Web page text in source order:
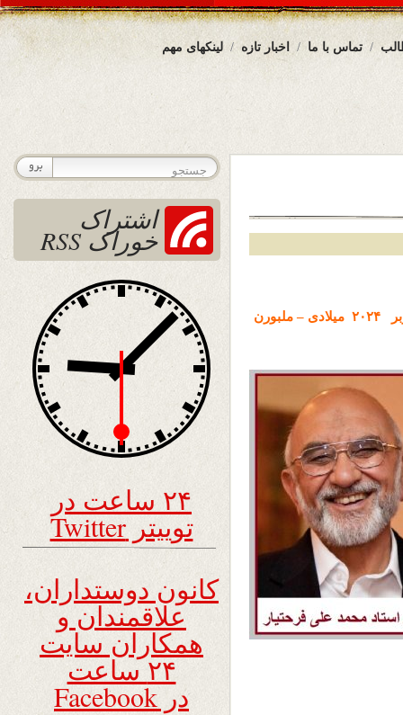
لینکهای مهم اخبار تازه تماس با ما
تاریخ نشر : جمعه 4 عقرب ( آبان ) ۱۴۰۳ خورشیدی – 25 اکتوبر ۲۰۲۴ میلادی – ملبورن
اشتراک
خوراک RSS
۲۴ ساعت در
توییتر Twitter
کانون دوستداران،
علاقمندان و
همکاران سایت
۲۴ ساعت
در Facebook